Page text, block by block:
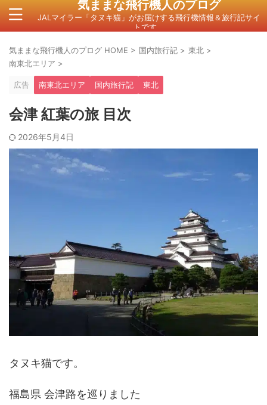
気ままな飛行機人のプログ
JALマイラー「タヌキ猫」がお届けする飛行機情報＆旅行記サイ
トです。
気ままな飛行機人のプログ HOME > 国内旅行記 > 東北 >
南東北エリア >
広告 南東北エリア 国内旅行記 東北
会津 紅葉の旅 目次
2026年5月4日
タヌキ猫です。
福島県 会津路を巡りました